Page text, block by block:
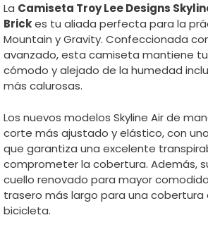
La Camiseta Troy Lee Designs
Brickes tu aliada perfecta para la
Mountain y Gravity. Confeccionada
avanzado, esta camiseta mantiene
cómodo y alejado de la humedad
más calurosas.
Los nuevos modelos Skyline Air de
corte más ajustado y elástico, con
que garantiza una excelente
comprometer la cobertura. Además,
cuello renovado para mayor
trasero más largo para una cobertura
bicicleta.